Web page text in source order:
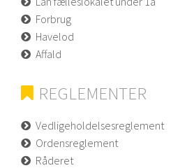
Forbrug
Havelod
Affald
REGLEMENTER
Vedligeholdelsesreglement
Ordensreglement
Råderet